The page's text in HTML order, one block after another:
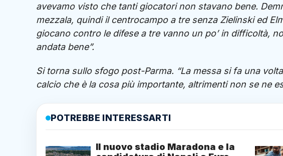
avevamo visto che tanti giocatori non stavano bene.
mezzala, quindi il centrocampo a tre senza Zielinski ed
giocano contro le difese a tre vanno un po’ in difficoltà,
andata bene”.
Si torna sullo sfogo post-Parma. “La messa si fa una
calcio che è la cosa più importante, altrimenti non se ne
POTREBBE INTERESSARTI
Il nuovo stadio Maradona e la